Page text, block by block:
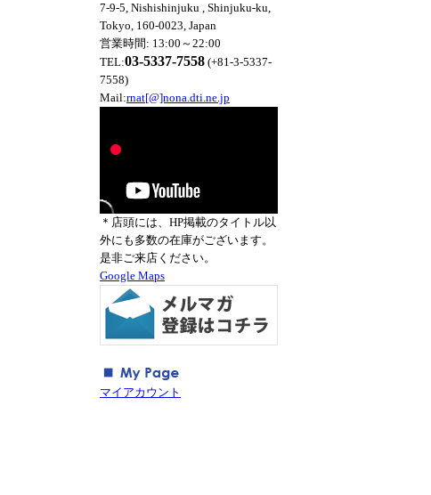
7-9-5, Nishishinjuku , Shinjuku-ku,
Tokyo, 160-0023, Japan
営業時間: 13:00～22:00
TEL:03-5337-7558 (+81-3-5337-
7558)
Mail:rnat[@]nona.dti.ne.jp
＊店頭には、HP掲載のタイトル以
外にも多数の在庫がございます。
是非ご来店ください。
Google Maps
マイアカウント